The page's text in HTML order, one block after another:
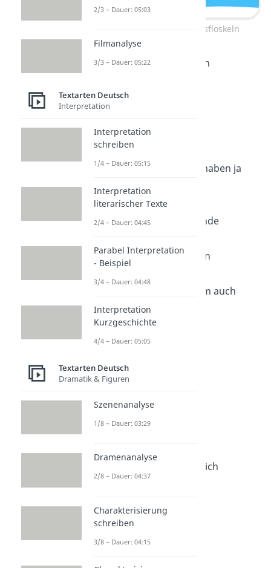
Witzige Abschiedsfloskeln
Auf Wiederhörnchen
Bis Dennis
Hau Reinhardt
Man sieht sich, wir haben ja
Augen
Schönes Knochenende
Ferrero Tschüsschen
Komm gut, und heim auch
Bundesgartenciao
Ich bin wie Parfüm, ich
Ciaokelstuhl
2/3 – Dauer: 05:03
Filmanalyse
3/3 – Dauer: 05:22
Textarten Deutsch
Interpretation
Interpretation
schreiben
1/4 – Dauer: 05:15
Interpretation
literarischer Texte
2/4 – Dauer: 04:45
Parabel Interpretation
- Beispiel
3/4 – Dauer: 04:48
Interpretation
Kurzgeschichte
4/4 – Dauer: 05:05
Textarten Deutsch
Dramatik & Figuren
Szenenanalyse
1/8 – Dauer: 03:29
Dramenanalyse
2/8 – Dauer: 04:37
Charakterisierung
schreiben
3/8 – Dauer: 04:15